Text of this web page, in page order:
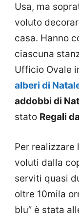
Usa, ma
voluto
casa. Hanno
ciascuna
Ufficio Ovale
alberi di
addobbi di
stato Regali
Per realizzare
voluti dalla
serviti quasi
oltre 10mila
blu” è stata